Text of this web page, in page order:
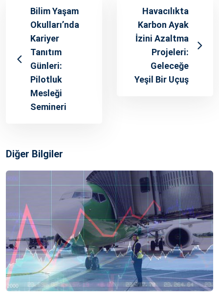
Bilim Yaşam
Okulları’nda
Kariyer
Tanıtım
Günleri:
Pilotluk
Mesleği
Semineri
Havacılıkta
Karbon Ayak
İzini Azaltma
Projeleri:
Geleceğe
Yeşil Bir Uçuş
Diğer Bilgiler